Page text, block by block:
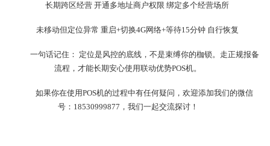
长期跨区经营 开通多地址商户权限 绑定多个经营场所
未移动但定位异常 重启+切换4G网络+等待15分钟 自行恢复
一句话记住： 定位是风控的底线，不是束缚你的枷锁。走正规报备
流程，才能长期安心使用联动优势POS机。
如果你在使用POS机的过程中有任何疑问，欢迎添加我们的微信
号：18530999877，我们一起交流探讨！